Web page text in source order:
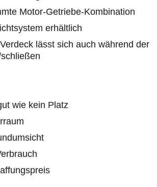
Motor-Getriebe-Kombination
erhältlich
lässt sich auch während der
wie kein Platz